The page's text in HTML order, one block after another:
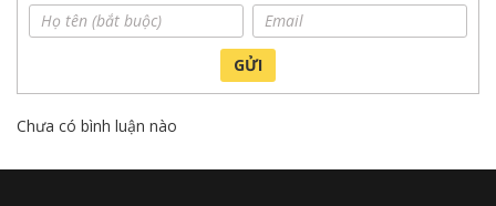
– Lau chùi nhẹ nhàng để tránh trầy xước bề mặt bếp.
– Không tự ý lắp đặt, di chuyển bếp để tránh rủi ro.
– Không nên nấu ăn với công suất tối đa quá lâu vì có thể làm
GỬI
Chưa có bình luận nào